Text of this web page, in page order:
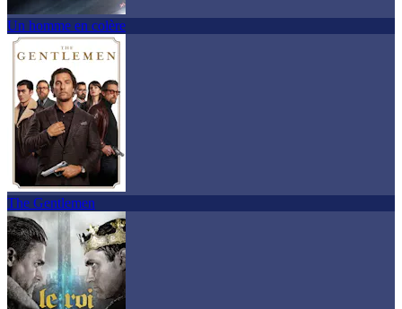
Un homme en colère
The Gentlemen